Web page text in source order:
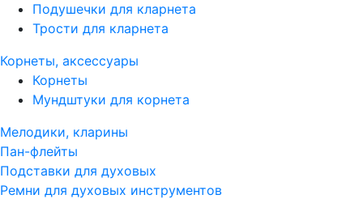
Подушечки для кларнета
Трости для кларнета
Корнеты, аксессуары
Корнеты
Мундштуки для корнета
Мелодики, кларины
Пан-флейты
Подставки для духовых
Ремни для духовых инструментов